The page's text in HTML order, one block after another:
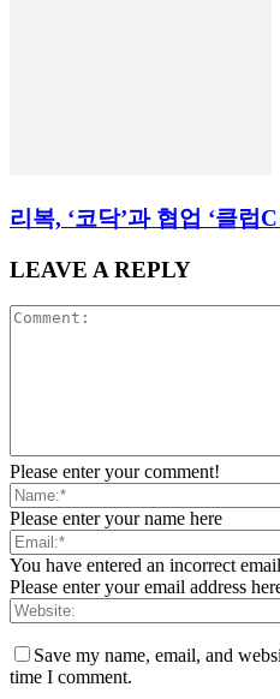
리복, ‘코닥’과 협업 ‘클럽
LEAVE A REPLY
Please enter your comment!
Please enter your name here
You have entered an incorrect
Please enter your email address
Save my name, email, and
time I comment.